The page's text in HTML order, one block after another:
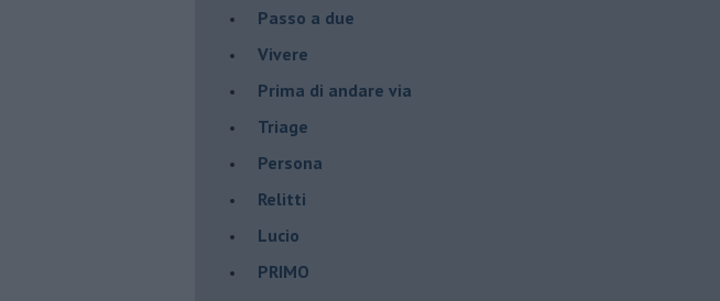
Passo a due
Vivere
Prima di andare via
Triage
Persona
Relitti
Lucio
PRIMO